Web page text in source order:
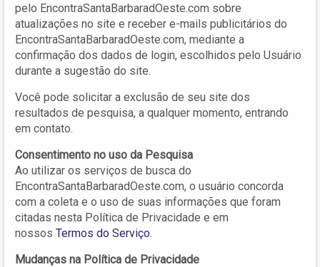
pelo EncontraSantaBarbaradOeste.com sobre
atualizações no site e receber e-mails publicitários do
EncontraSantaBarbaradOeste.com, mediante a
confirmação dos dados de login, escolhidos pelo Usuário
durante a sugestão do site.
Você pode solicitar a exclusão de seu site dos
resultados de pesquisa, a qualquer momento, entrando
em contato.
Consentimento no uso da Pesquisa
Ao utilizar os serviços de busca do
EncontraSantaBarbaradOeste.com, o usuário concorda
com a coleta e o uso de suas informações que foram
citadas nesta Política de Privacidade e em
nossos Termos do Serviço.
Mudanças na Política de Privacidade